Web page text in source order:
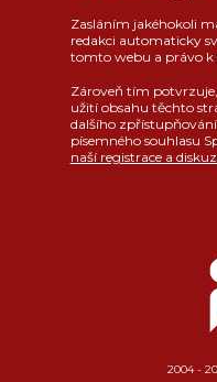
Zasláním jakéhokoli
redakci automaticky
tomto webu a právo
Zároveň tím
užití obsahu těchto
dalšího
písemného souhlasu
naší registrace a
2004 -